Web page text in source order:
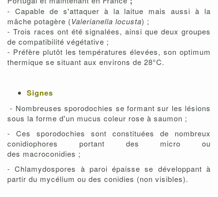
- Capable de s'attaquer à la laitue mais aussi à la
mâche potagère (Valerianella locusta) ;
- Trois races ont été signalées, ainsi que deux groupes
de compatibilité végétative ;
- Préfère plutôt les températures élevées, son optimum
thermique se situant aux environs de 28°C.
Signes
- Nombreuses sporodochies se formant sur les lésions
sous la forme d'un mucus coleur rose à saumon ;
- Ces sporodochies sont constituées de nombreux
conidiophores portant des micro ou
des macroconidies ;
- Chlamydospores à paroi épaisse se développant à
partir du mycélium ou des conidies (non visibles).